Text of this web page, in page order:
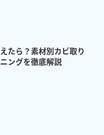
たら？素材別カビ取り
ングを徹底解説